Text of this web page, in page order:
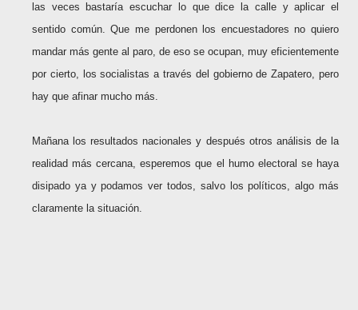
las veces bastaría escuchar lo que dice la calle y aplicar el
sentido común. Que me perdonen los encuestadores no quiero
mandar más gente al paro, de eso se ocupan, muy eficientemente
por cierto, los socialistas a través del gobierno de Zapatero, pero
hay que afinar mucho más.
Mañana los resultados nacionales y después otros análisis de la
realidad más cercana, esperemos que el humo electoral se haya
disipado ya y podamos ver todos, salvo los políticos, algo más
claramente la situación.